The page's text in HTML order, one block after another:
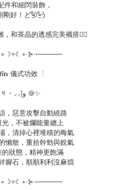
件和細閃裝飾，
好！ど⁰̷̴͈꒨⁰̷̴͈う
和茶晶的透感完美襯搭👍🏻
儀式功效 ┆
‎٩(⸝⸝・༥ ・⸝⸝)و 🍪✨
，惡意攻擊自動繞路
光，不被爛能量纏上
，清掉心裡堆積的晦氣
懶散，重拾幹勁與銳氣
的狀態，精神更飽滿
腳石，順順利利沒麻煩